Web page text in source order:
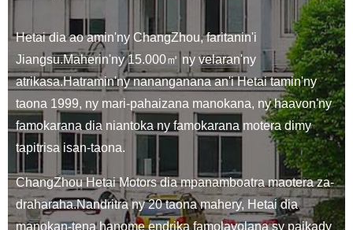
Hetai dia ao amin'ny ChangZhou, faritanin'i
Jiangsu.Maherin'ny 15.000㎡ ny velaran'ny
atrikasa.Hatramin'ny nananganana an'i Hetai tamin'ny
taona 1999, ny mari-pahaizana manokana, ny haavon'ny
famokarana dia niantoka ny famokarana motera dimy
tapitrisa isan-taona.
ChangZhou Hetai Motors dia mpanamboatra maotera za-
draharaha.Nandritra ny 20 taona mahery, Hetai dia
manokan-tena hanome endrika famolavolana sy paikady